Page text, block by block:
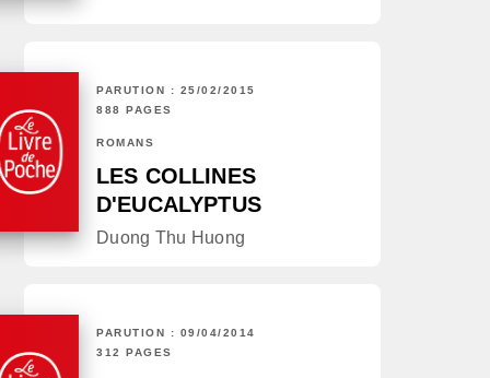
PARUTION : 25/02/2015
888 PAGES
ROMANS
LES COLLINES
D'EUCALYPTUS
Duong Thu Huong
PARUTION : 09/04/2014
312 PAGES